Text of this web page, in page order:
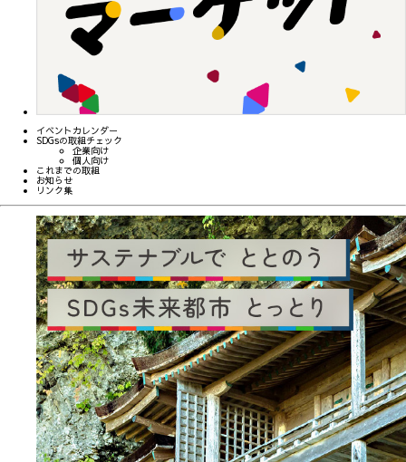
イベントカレンダー
SDGsの取組チェック
企業向け
個人向け
これまでの取組
お知らせ
リンク集